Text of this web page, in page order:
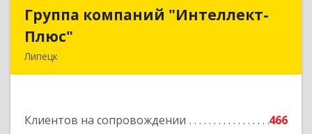
Группа компаний "Интеллект-
Плюс"
Липецк
Клиентов на сопровождении
466
Группа компаний "Интеллект-
Подробнее